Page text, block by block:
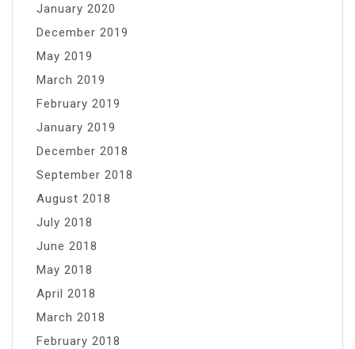
January 2020
December 2019
May 2019
March 2019
February 2019
January 2019
December 2018
September 2018
August 2018
July 2018
June 2018
May 2018
April 2018
March 2018
February 2018